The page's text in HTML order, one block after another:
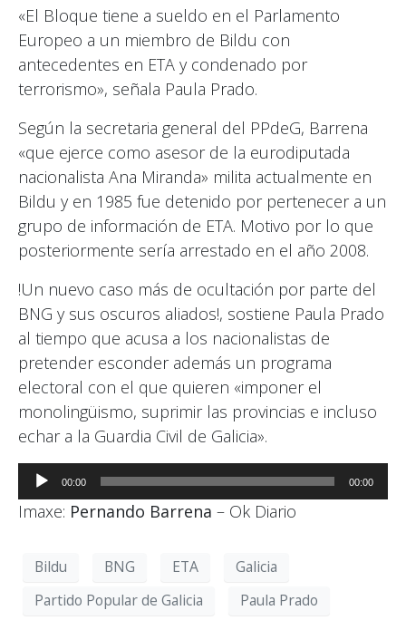
«El Bloque tiene a sueldo en el Parlamento
Europeo a un miembro de Bildu con
antecedentes en ETA y condenado por
terrorismo», señala Paula Prado.
Según la secretaria general del PPdeG, Barrena
«que ejerce como asesor de la eurodiputada
nacionalista Ana Miranda» milita actualmente en
Bildu y en 1985 fue detenido por pertenecer a un
grupo de información de ETA. Motivo por lo que
posteriormente sería arrestado en el año 2008.
!Un nuevo caso más de ocultación por parte del
BNG y sus oscuros aliados!, sostiene Paula Prado
al tiempo que acusa a los nacionalistas de
pretender esconder además un programa
electoral con el que quieren «imponer el
monolingüismo, suprimir las provincias e incluso
echar a la Guardia Civil de Galicia».
Reproductor
de
audio
00:00 00:00
Imaxe: Pernando Barrena – Ok Diario
Bildu BNG ETA
Galicia
Partido Popular de Galicia
Paula Prado